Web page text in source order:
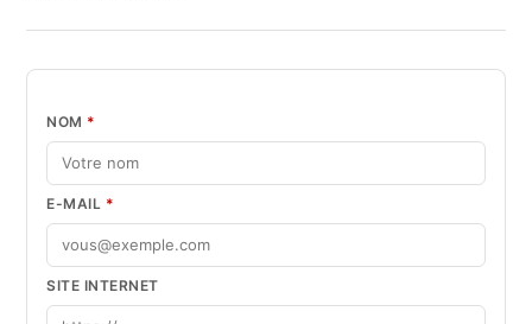
NOM *
E-MAIL *
SITE INTERNET